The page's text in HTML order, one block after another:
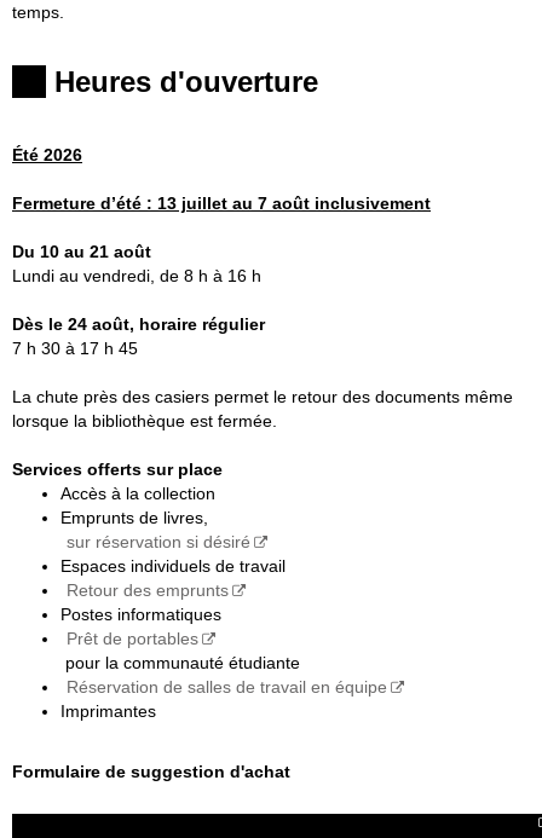
temps.
Heures d'ouverture
Été 2026
Fermeture d’été : 13 juillet au 7 août inclusivement
Du 10 au 21 août
Lundi au vendredi, de 8 h à 16 h
Dès le 24 août, horaire régulier
7 h 30 à 17 h 45
La chute près des casiers permet le retour des documents même
lorsque la bibliothèque est fermée.
Services offerts sur place
Accès à la collection
Emprunts de livres,
sur réservation si désiré
Espaces individuels de travail
Retour des emprunts
Postes informatiques
Prêt de portables
pour la communauté étudiante
Réservation de salles de travail en équipe
Imprimantes
Formulaire de suggestion d'achat